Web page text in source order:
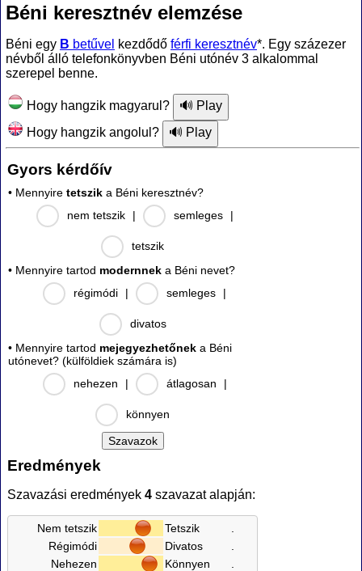
Béni keresztnév elemzése
Béni egy B betűvel kezdődő férfi keresztnév*. Egy százezer
névből álló telefonkönyvben Béni utónév 3 alkalommal
szerepel benne.
Hogy hangzik magyarul?
Hogy hangzik angolul?
Gyors kérdőív
• Mennyire tetszik a Béni keresztnév?
nem tetszik
| semleges |
tetszik
• Mennyire tartod modernnek a Béni nevet?
régimódi
| semleges |
divatos
• Mennyire tartod mejegyezhetőnek a Béni
utónevet? (külföldiek számára is)
nehezen
| átlagosan |
könnyen
Eredmények
Szavazási eredmények 4 szavazat alapján:
Nem tetszik Tetszik
Régimódi
Divatos
Nehezen
Könnyen